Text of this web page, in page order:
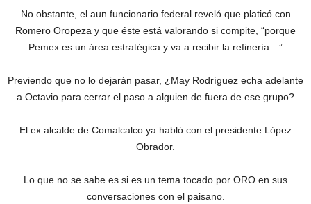
No obstante, el aun funcionario federal reveló que platicó con
Romero Oropeza y que éste está valorando si compite, “porque
Pemex es un área estratégica y va a recibir la refinería…”
Previendo que no lo dejarán pasar, ¿May Rodríguez echa adelante
a Octavio para cerrar el paso a alguien de fuera de ese grupo?
El ex alcalde de Comalcalco ya habló con el presidente López
Obrador.
Lo que no se sabe es si es un tema tocado por ORO en sus
conversaciones con el paisano.